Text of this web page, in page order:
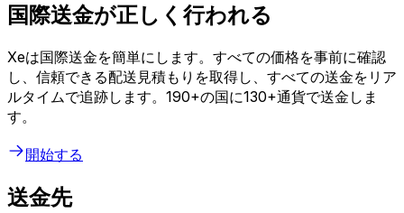
国際送金が正しく行われる
Xeは国際送金を簡単にします。すべての価格を事前に確認
し、信頼できる配送見積もりを取得し、すべての送金をリア
ルタイムで追跡します。190+の国に130+通貨で送金しま
す。
開始する
送金先